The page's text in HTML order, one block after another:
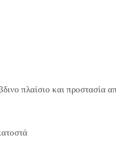
πλαίσιο και προστασία